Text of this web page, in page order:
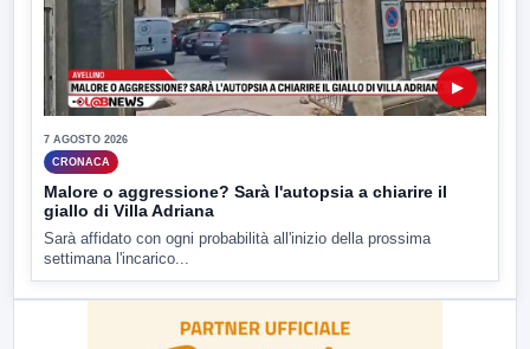
▶
7 AGOSTO 2026
CRONACA
Malore o aggressione? Sarà l'autopsia a chiarire il
giallo di Villa Adriana
Sarà affidato con ogni probabilità all'inizio della prossima
settimana l'incarico...